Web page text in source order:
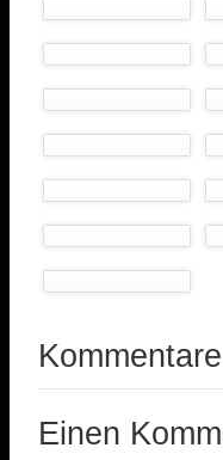
Kommentare
Einen